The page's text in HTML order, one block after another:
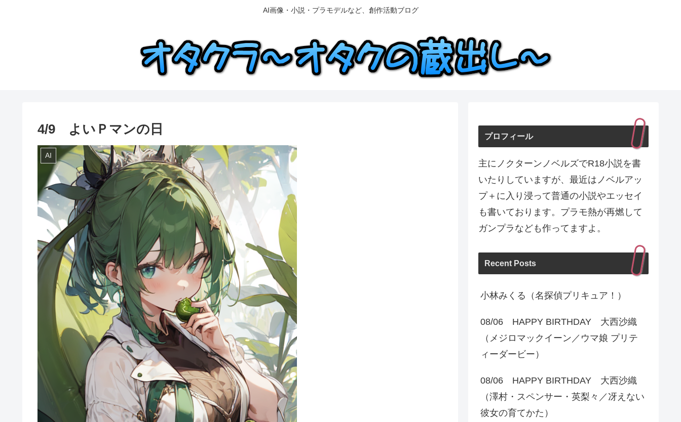
AI画像・小説・プラモデルなど、創作活動ブログ
4/9 よいＰマンの日
AI
プロフィール
主にノクターンノベルズでR18小説を書
いたりしていますが、最近はノベルアッ
プ＋に入り浸って普通の小説やエッセイ
も書いております。プラモ熱が再燃して
ガンプラなども作ってますよ。
Recent Posts
小林みくる（名探偵プリキュア！）
08/06 HAPPY BIRTHDAY 大西沙織
（メジロマックイーン／ウマ娘 プリテ
ィーダービー）
08/06 HAPPY BIRTHDAY 大西沙織
（澤村・スペンサー・英梨々／冴えない
彼女の育てかた）